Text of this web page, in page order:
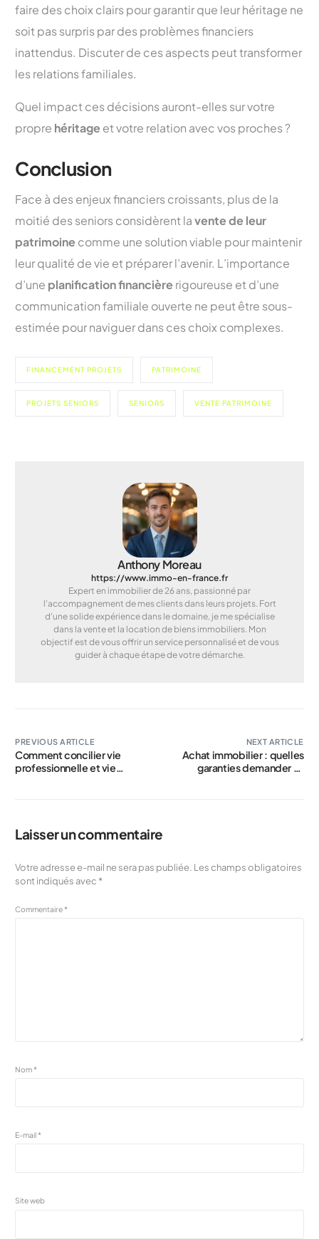
faire des choix clairs pour garantir que leur héritage ne
soit pas surpris par des problèmes financiers
inattendus. Discuter de ces aspects peut transformer
les relations familiales.
Quel impact ces décisions auront-elles sur votre
propre héritage et votre relation avec vos proches ?
Conclusion
Face à des enjeux financiers croissants, plus de la
moitié des seniors considèrent lavente de leur
patrimoine comme une solution viable pour maintenir
leur qualité de vie et préparer l’avenir. L’importance
d’une planification financière rigoureuse et d’une
communication familiale ouverte ne peut être sous-
estimée pour naviguer dans ces choix complexes.
FINANCEMENT PROJETS PATRIMOINE
PROJETS SENIORS SENIORS VENTE PATRIMOINE
Anthony Moreau
https://www.immo-en-france.fr
Expert en immobilier de 26 ans, passionné par
l'accompagnement de mes clients dans leurs projets. Fort
d'une solide expérience dans le domaine, je me spécialise
dans la vente et la location de biens immobiliers. Mon
objectif est de vous offrir un service personnalisé et de vous
guider à chaque étape de votre démarche.
PREVIOUS ARTICLE
Comment concilier vie
professionnelle et vie
NEXT ARTICLE
Achat immobilier : quelles
garanties demander au
Laisser un commentaire
Votre adresse e-mail ne sera pas publiée. Les champs obligatoires
sont indiqués avec *
Commentaire*
Nom*
E-mail*
Site web